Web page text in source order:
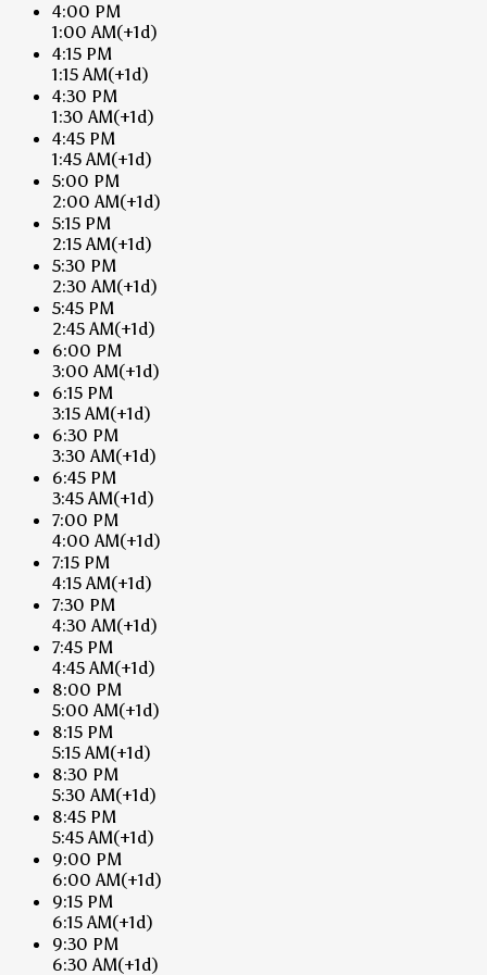
4:00 PM
1:00 AM(+1d)
4:15 PM
1:15 AM(+1d)
4:30 PM
1:30 AM(+1d)
4:45 PM
1:45 AM(+1d)
5:00 PM
2:00 AM(+1d)
5:15 PM
2:15 AM(+1d)
5:30 PM
2:30 AM(+1d)
5:45 PM
2:45 AM(+1d)
6:00 PM
3:00 AM(+1d)
6:15 PM
3:15 AM(+1d)
6:30 PM
3:30 AM(+1d)
6:45 PM
3:45 AM(+1d)
7:00 PM
4:00 AM(+1d)
7:15 PM
4:15 AM(+1d)
7:30 PM
4:30 AM(+1d)
7:45 PM
4:45 AM(+1d)
8:00 PM
5:00 AM(+1d)
8:15 PM
5:15 AM(+1d)
8:30 PM
5:30 AM(+1d)
8:45 PM
5:45 AM(+1d)
9:00 PM
6:00 AM(+1d)
9:15 PM
6:15 AM(+1d)
9:30 PM
6:30 AM(+1d)